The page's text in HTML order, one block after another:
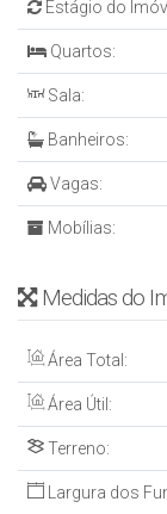
Estágio do
Quartos:
Sala:
Banheiros:
Vagas:
Mobílias:
Medidas do
Área Total:
Área Útil:
Terreno:
Largura dos